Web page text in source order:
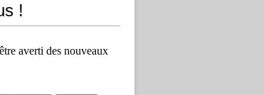
!
averti des nouveaux